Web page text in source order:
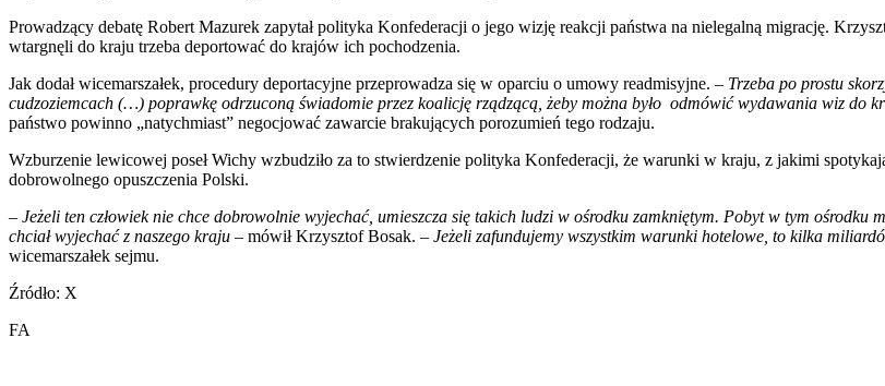
Prowadzący debatę Robert Mazurek zapytał polityka Konfederacji o jego wizję reakcji państwa na nielegalną migrację.
wtargnęli do kraju trzeba deportować do krajów ich pochodzenia.
Jak dodał wicemarszałek, procedury deportacyjne przeprowadza się w oparciu o umowy readmisyjne. – Trzeba po prostu
cudzoziemcach (…) poprawkę odrzuconą świadomie przez koalicję rządzącą, żeby można było odmówić wydawania wiz do
państwo powinno „natychmiast” negocjować zawarcie brakujących porozumień tego rodzaju.
Wzburzenie lewicowej poseł Wichy wzbudziło za to stwierdzenie polityka Konfederacji, że warunki w kraju, z jakimi
dobrowolnego opuszczenia Polski.
– Jeżeli ten człowiek nie chce dobrowolnie wyjechać, umieszcza się takich ludzi w ośrodku zamkniętym. Pobyt w tym ośrodku
chciał wyjechać z naszego kraju – mówił Krzysztof Bosak. – Jeżeli zafundujemy wszystkim warunki hotelowe, to kilka
wicemarszałek sejmu.
Źródło: X
FA